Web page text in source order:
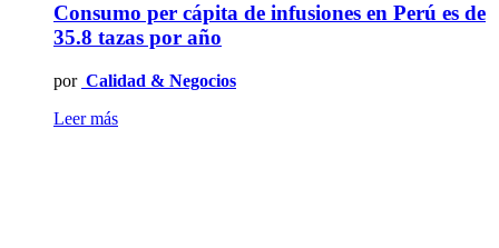
Consumo per cápita de infusiones en Perú es de
35.8 tazas por año
por Calidad & Negocios
Leer más